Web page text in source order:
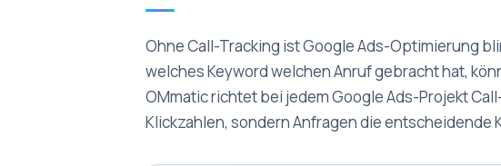
Ohne Call-Tracking ist Google Ads-Optimierung
welches Keyword welchen Anruf gebracht hat,
OMmatic richtet bei jedem Google Ads-Projekt
Klickzahlen, sondern Anfragen die entscheidende